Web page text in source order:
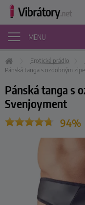
MENU
Erotické prádlo
Pánská tanga s ozdobným
Pánská tanga s
Svenjoyment
94%